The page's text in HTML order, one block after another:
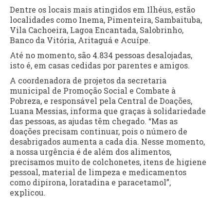
Dentre os locais mais atingidos em Ilhéus, estão
localidades como Inema, Pimenteira, Sambaituba,
Vila Cachoeira, Lagoa Encantada, Salobrinho,
Banco da Vitória, Aritaguá e Acuípe.
Até no momento, são 4.834 pessoas desalojadas,
isto é, em casas cedidas por parentes e amigos.
A coordenadora de projetos da secretaria
municipal de Promoção Social e Combate à
Pobreza, e responsável pela Central de Doações,
Luana Messias, informa que graças à solidariedade
das pessoas, as ajudas têm chegado. “Mas as
doações precisam continuar, pois o número de
desabrigados aumenta a cada dia. Nesse momento,
a nossa urgência é de além dos alimentos,
precisamos muito de colchonetes, itens de higiene
pessoal, material de limpeza e medicamentos
como dipirona, loratadina e paracetamol”,
explicou.